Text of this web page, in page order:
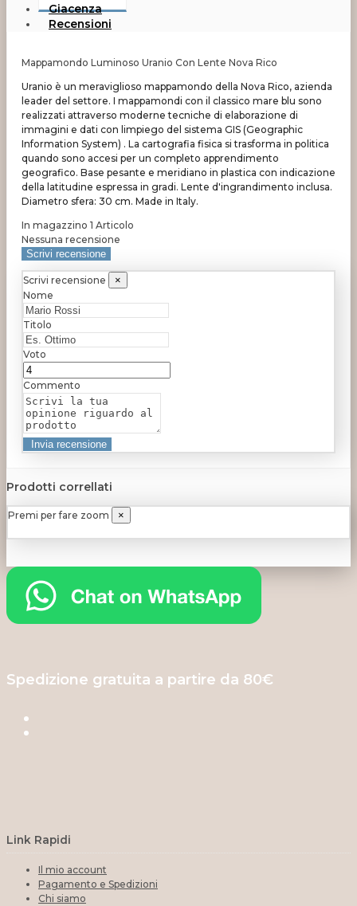
Giacenza
Recensioni
Mappamondo Luminoso Uranio Con Lente Nova Rico
Uranio è un meraviglioso mappamondo della Nova Rico, azienda
leader del settore. I mappamondi con il classico mare blu sono
realizzati attraverso moderne tecniche di elaborazione di
immagini e dati con limpiego del sistema GIS (Geographic
Information System) . La cartografia fisica si trasforma in politica
quando sono accesi per un completo apprendimento
geografico. Base pesante e meridiano in plastica con indicazione
della latitudine espressa in gradi. Lente d'ingrandimento inclusa.
Diametro sfera: 30 cm. Made in Italy.
In magazzino 1 Articolo
Nessuna recensione
Scrivi recensione
Scrivi recensione
×
Nome
Titolo
Voto
Commento
Prodotti correllati
Premi per fare zoom ×
Spedizione gratuita a partire da 80€
Link Rapidi
Il mio account
Pagamento e Spedizioni
Chi siamo